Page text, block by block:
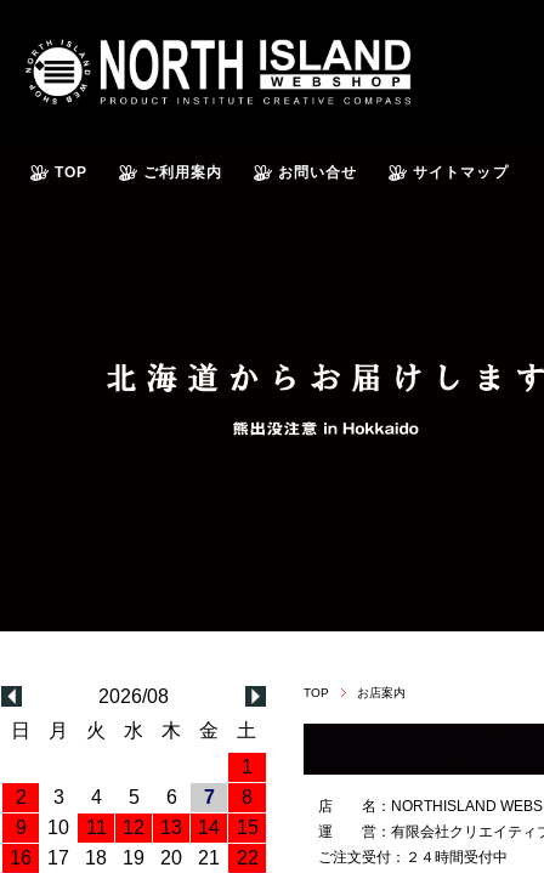
TOP ご利用案内 お問い合せ サイトマップ
TOP お店案内
店 名：NORTHISLAND
運 営：有限会社クリエイティ
ご注文受付：２４時間受付中
2026/08
日
月 火 水 木 金
土
1
2
3 4 5 6 7
8
9
10 11 12 13 14
15
16
17 18 19 20 21
22